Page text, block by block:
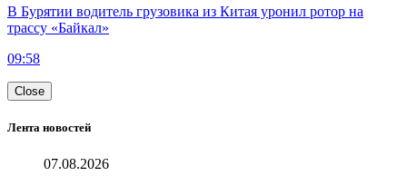
В Бурятии водитель грузовика из Китая уронил ротор на
трассу «Байкал»
09:58
Close
Лента новостей
07.08.2026